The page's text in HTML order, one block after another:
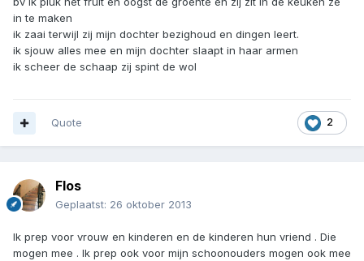
in te maken
ik zaai terwijl zij mijn dochter bezighoud en dingen leert.
ik sjouw alles mee en mijn dochter slaapt in haar armen
ik scheer de schaap zij spint de wol
2
Quote
Flos
Geplaatst: 26 oktober 2013
Ik prep voor vrouw en kinderen en de kinderen hun vriend . Die
mogen mee . Ik prep ook voor mijn schoonouders mogen ook mee